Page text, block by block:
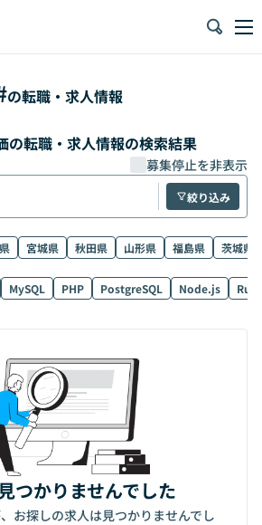
の転職・求人情報
の転職・求人情報の検索結果
募集停止を非表示
絞り込み
宮城県 秋田県 山形県 福島県
茨城県
MySQL PHP PostgreSQL Node.js
つかりませんでした
お探しの求人は見つかりませんでし